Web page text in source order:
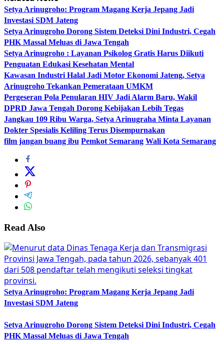
Setya Arinugroho: Program Magang Kerja Jepang Jadi
Investasi SDM Jateng
Setya Arinugroho Dorong Sistem Deteksi Dini Industri, Cegah
PHK Massal Meluas di Jawa Tengah
Setya Arinugroho : Layanan Psikolog Gratis Harus Diikuti
Penguatan Edukasi Kesehatan Mental
Kawasan Industri Halal Jadi Motor Ekonomi Jateng, Setya
Arinugroho Tekankan Pemerataan UMKM
Pergeseran Pola Penularan HIV Jadi Alarm Baru, Wakil
DPRD Jawa Tengah Dorong Kebijakan Lebih Tegas
Jangkau 109 Ribu Warga, Setya Arinugraha Minta Layanan
Dokter Spesialis Keliling Terus Disempurnakan
film jangan buang ibu Pemkot Semarang Wali Kota Semarang
Read Also
Setya Arinugroho: Program Magang Kerja Jepang Jadi
Investasi SDM Jateng
Setya Arinugroho Dorong Sistem Deteksi Dini Industri, Cegah
PHK Massal Meluas di Jawa Tengah